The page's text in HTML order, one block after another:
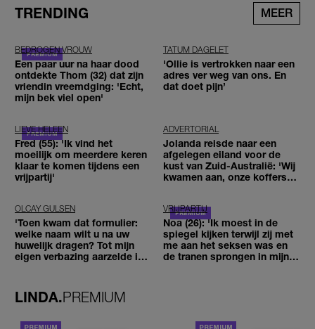
TRENDING MEER
BEDROGEN VROUW
Een paar uur na haar dood
ontdekte Thom (32) dat zijn
vriendin vreemdging: 'Echt,
mijn bek viel open'
TATUM DAGELET
'Ollie is vertrokken naar een
adres ver weg van ons. En
dat doet pijn’
LIEVE HELEEN
Fred (55): 'Ik vind het
moeilijk om meerdere keren
klaar te komen tijdens een
vrijpartij'
ADVERTORIAL
Jolanda reisde naar een
afgelegen eiland voor de
kust van Zuid-Australië: 'Wij
kwamen aan, onze koffers
OLCAY GULSEN
'Toen kwam dat formulier:
welke naam wilt u na uw
huwelijk dragen? Tot mijn
eigen verbazing aarzelde ik
VRIJPARTIJ
Noa (26): 'Ik moest in de
spiegel kijken terwijl zij met
me aan het seksen was en
de tranen sprongen in mijn
LINDA.PREMIUM